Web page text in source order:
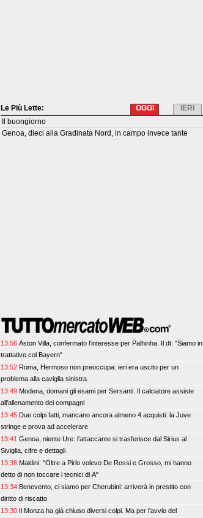
Le Più Lette: IERI
OGGI
Il buongiorno
Genoa, dieci alla Gradinata Nord, in campo invece tante
13:56 Aston Villa, confermato l'interesse per Palhinha. Il dt: "Siamo in
trattative col Bayern"
13:52 Roma, Hermoso non preoccupa: ieri era uscito per un
problema alla caviglia sinistra
13:49 Modena, domani gli esami per Sersanti. Il calciatore assiste
all'allenamento dei compagni
13:45 Due colpi fatti, mancano ancora almeno 4 acquisti: la Juve
stringe e prova ad accelerare
13:41 Genoa, niente Ure: l'attaccante si trasferisce dal Sirius al
Siviglia, cifre e dettagli
13:38 Maldini: "Oltre a Pirlo volevo De Rossi e Grosso, mi hanno
detto di non toccare i tecnici di A"
13:34 Benevento, ci siamo per Cherubini: arriverà in prestito con
diritto di riscatto
13:30 Il Monza ha già chiuso diversi colpi. Ma per l'avvio del